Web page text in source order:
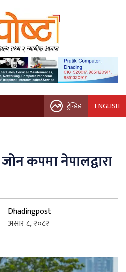
ट्रेन्डिङ ENGLISH
कपमा नेपालद्वारा
Dhadingpost
असार ८, २०८२